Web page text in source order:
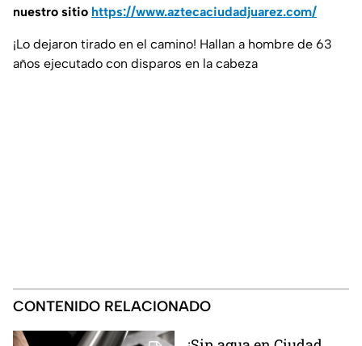
nuestro sitio https://www.aztecaciudadjuarez.com/
¡Lo dejaron tirado en el camino! Hallan a hombre de 63
años ejecutado con disparos en la cabeza
CONTENIDO RELACIONADO